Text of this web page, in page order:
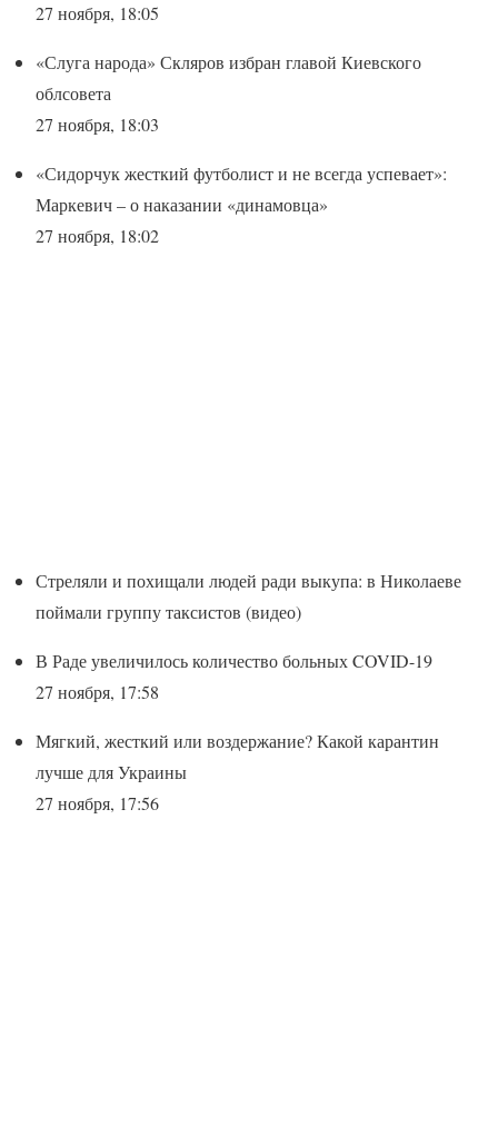
27 ноября, 18:05
«Слуга народа» Скляров избран главой Киевского
облсовета
27 ноября, 18:03
«Сидорчук жесткий футболист и не всегда успевает»:
Маркевич – о наказании «динамовца»
27 ноября, 18:02
Стреляли и похищали людей ради выкупа: в Николаеве
поймали группу таксистов (видео)
В Раде увеличилось количество больных COVID-19
27 ноября, 17:58
Мягкий, жесткий или воздержание? Какой карантин
лучше для Украины
27 ноября, 17:56